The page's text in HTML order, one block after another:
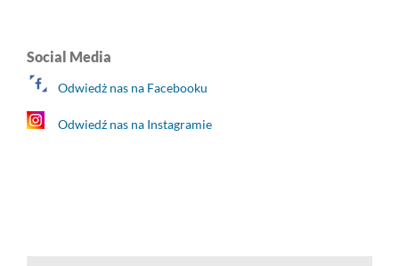
Social Media
Odwiedż nas na Facebooku
Odwiedź nas na Instagramie